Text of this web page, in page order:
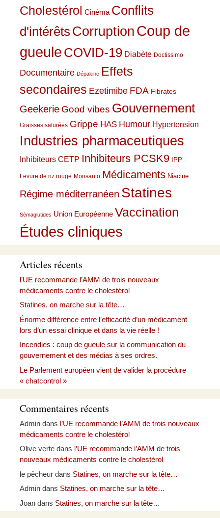
Cholestérol Cinéma Conflits
d'intérêts CorruptionCoup de
gueule COVID-19 Diabète Doctissimo
Documentaire Dépakine Effets
secondaires Ezetimibe FDA Fibrates
Geekerie Good vibes Gouvernement
Graisses saturées Grippe HAS Humour Hypertension
Industries pharmaceutiques
Inhibiteurs CETP Inhibiteurs PCSK9 IPP
Levure de riz rouge Monsanto Médicaments Niacine
Régime méditerranéen Statines
Sémaglutides Union Européenne Vaccination
Études cliniques
Articles récents
l’UE recommande l’AMM de trois nouveaux
médicaments contre le cholestérol
Statines, on marche sur la tête…
Énorme différence entre l’efficacité d’un médicament
lors d’un essai clinique et dans la vie réelle !
Incendies : coup de gueule sur la communication du
gouvernement et des médias à ses ordres.
Le Parlement européen vient de valider la procédure
« chatcontrol »
Commentaires récents
Admin dans l’UE recommande l’AMM de trois nouveaux
médicaments contre le cholestérol
Olive verte dans l’UE recommande l’AMM de trois
nouveaux médicaments contre le cholestérol
le pêcheur dans Statines, on marche sur la tête…
Admin dans Statines, on marche sur la tête…
Joan dans Statines, on marche sur la tête…